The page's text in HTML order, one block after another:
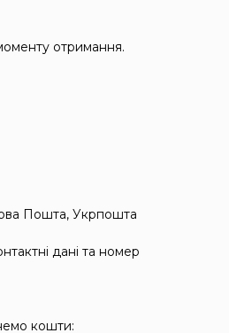
отримання.
Пошта, Укрпошта
дані та номер
кошти: